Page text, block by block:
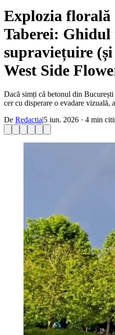
Explozia
Taberei: Ghidul
supraviețuire
West Side
Dacă simți că betonul din
cer cu disperare o evadare vizuală,
De Redactia|5 iun. 2026 · 4 min